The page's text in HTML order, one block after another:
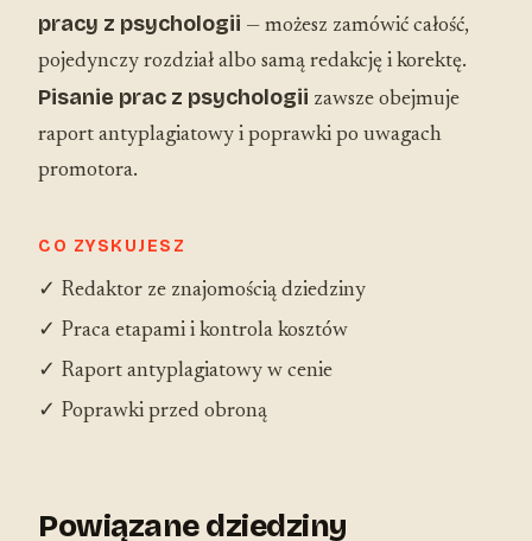
pracy z psychologii — możesz zamówić całość,
pojedynczy rozdział albo samą redakcję i korektę.
Pisanie prac z psychologii zawsze obejmuje
raport antyplagiatowy i poprawki po uwagach
promotora.
CO ZYSKUJESZ
✓ Redaktor ze znajomością dziedziny
✓ Praca etapami i kontrola kosztów
✓ Raport antyplagiatowy w cenie
✓ Poprawki przed obroną
Powiązane dziedziny